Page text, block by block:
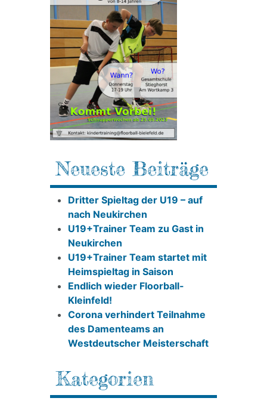
Neueste Beiträge
Dritter Spieltag der U19 – auf
nach Neukirchen
U19+Trainer Team zu Gast in
Neukirchen
U19+Trainer Team startet mit
Heimspieltag in Saison
Endlich wieder Floorball-
Kleinfeld!
Corona verhindert Teilnahme
des Damenteams an
Westdeutscher Meisterschaft
Kategorien